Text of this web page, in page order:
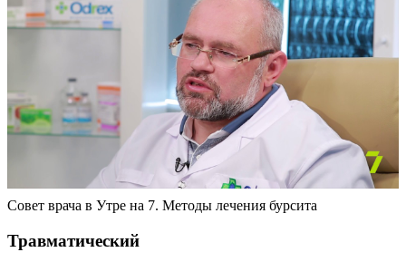
Совет врача в Утре на 7. Методы лечения бурсита
Травматический